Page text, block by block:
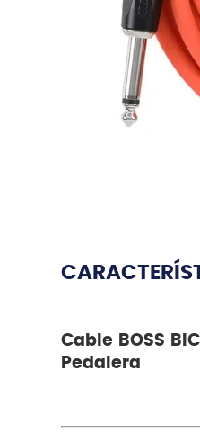
Cable BOSS
Pedalera